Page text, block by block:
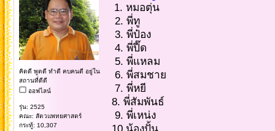
คิดดี พูดดี ทำดี คบคนดี อยู่ใน
สถานที่ดีดี
ออฟไลน์
รุ่น: 2525
คณะ: สัตวแพทยศาสตร์
กระทู้: 10,307
1. หมอตุ่น
2. พี่ทู
3. พี่ป๋อง
4. พี่ปี๊ด
5. พี่แหลม
6. พี่สมชาย
7. พี่หยี
8. พี่สัมพันธ์
9. พี่เหน่ง
10.น้องปั้น